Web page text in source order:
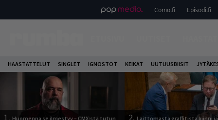
Como.fi Episodi.fi
HAASTATTELUT SINGLET IGNOSTOT KEIKAT UUTUUSBIISIT
1. Huomenna se ilmestyy – CMX:stä tutun
2. Laittomasta graffitista kiinni